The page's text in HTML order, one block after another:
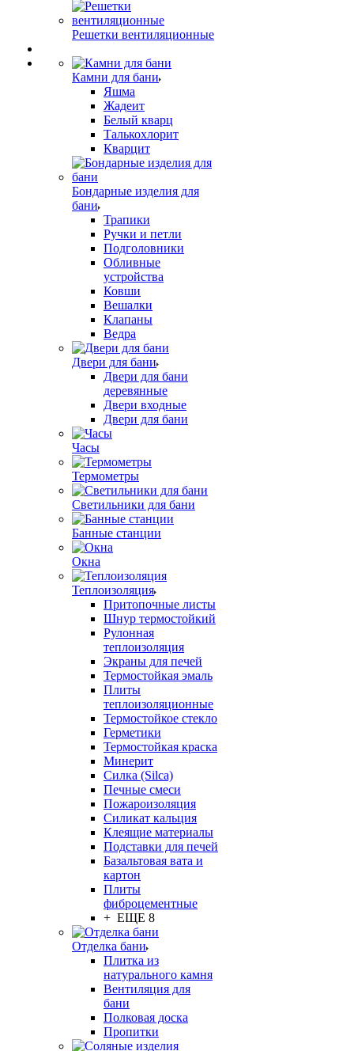
Решетки вентиляционные
Камни для бани
Яшма
Жадеит
Белый кварц
Талькохлорит
Кварцит
Бондарные изделия для
бани
Трапики
Ручки и петли
Подголовники
Обливные
устройства
Ковши
Вешалки
Клапаны
Ведра
Двери для бани
Двери для бани
деревянные
Двери входные
Двери для бани
Часы
Термометры
Светильники для бани
Банные станции
Окна
Теплоизоляция
Притопочные листы
Шнур термостойкий
Рулонная
теплоизоляция
Экраны для печей
Термостойкая эмаль
Плиты
теплоизоляционные
Термостойкое стекло
Герметики
Термостойкая краска
Минерит
Силка (Silca)
Печные смеси
Пожароизоляция
Силикат кальция
Клеящие материалы
Подставки для печей
Базальтовая вата и
картон
Плиты
фиброцементные
+ ЕЩЕ 8
Отделка бани
Плитка из
натурального камня
Вентиляция для
бани
Полковая доска
Пропитки